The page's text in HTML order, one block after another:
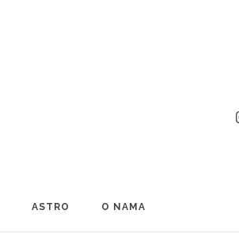
ASTRO O NAMA